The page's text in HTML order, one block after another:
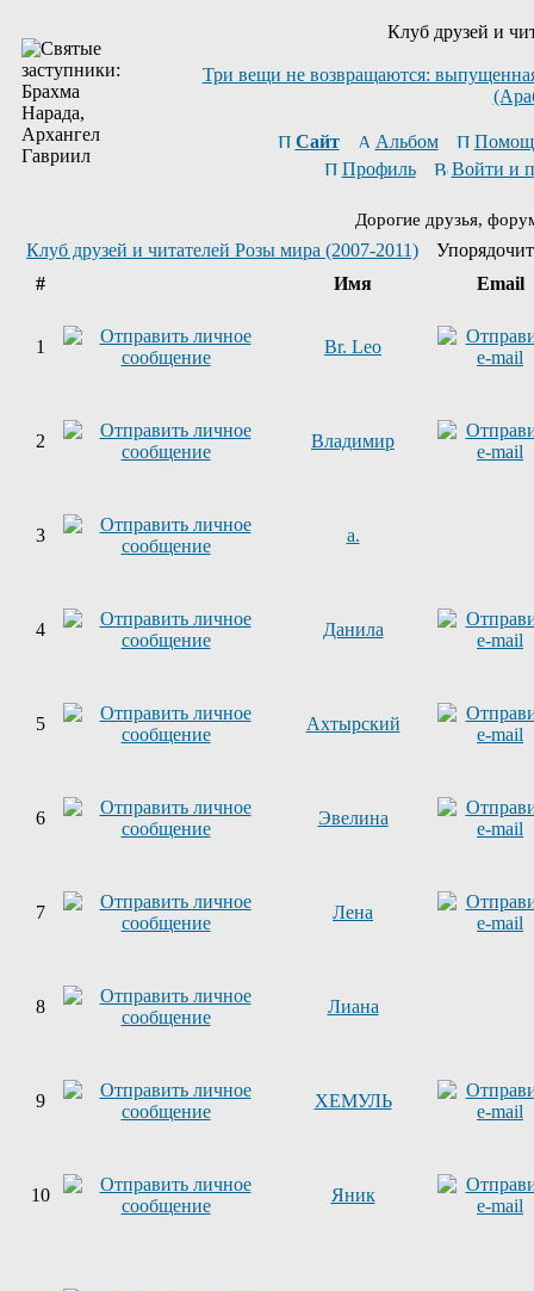
Клуб друзей и
Три вещи не возвращаются:
Сайт Альбом
Профиль
Войти и
Дорогие друзья,
Клуб друзей и читателей Розы мира (2007-2011)
#
Имя Email
1 Br. Leo
2 Владимир
3 a.
4 Данила
5 Ахтырский
6 Эвелина
7 Лена
8 Лиана
9 ХЕМУЛЬ
10 Яник